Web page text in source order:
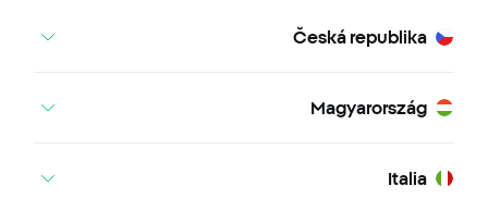
Česká republika
Magyarország
Italia